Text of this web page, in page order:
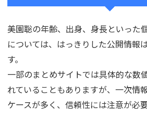
美園聡の年齢、出身、身長といった
については、はっきりした公開情報
す。
一部のまとめサイトでは具体的な数
れていることもありますが、一次情
ケースが多く、信頼性には注意が必要